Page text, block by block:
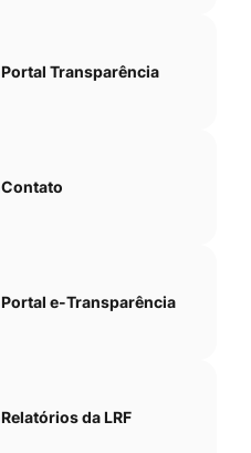
Portal Transparência
Contato
Portal e-Transparência
Relatórios da LRF